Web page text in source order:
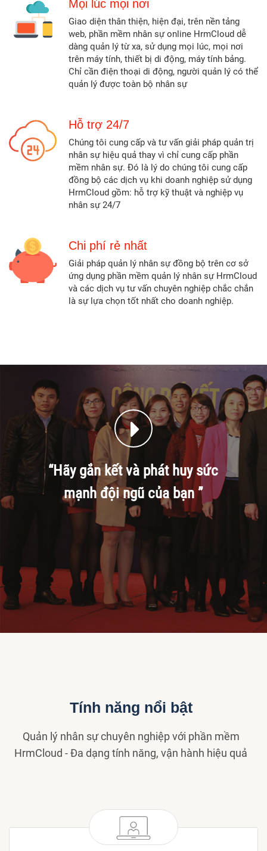
Mọi lúc mọi nơi
Giao diện thân thiện, hiện đại, trên nền tảng
web, phần mềm nhân sự online HrmCloud dễ
dàng quản lý từ xa, sử dụng mọi lúc, mọi nơi
trên máy tính, thiết bị di động, máy tính bảng.
Chỉ cần điện thoại di động, người quản lý có thể
quản lý được toàn bộ nhân sự
Hỗ trợ 24/7
Chúng tôi cung cấp và tư vấn giải pháp quản trị
nhân sự hiệu quả thay vì chỉ cung cấp phần
mềm nhân sự. Đó là lý do chúng tôi cung cấp
đồng bộ các dịch vụ khi doanh nghiệp sử dụng
HrmCloud gồm: hỗ trợ kỹ thuật và nghiệp vụ
nhân sự 24/7
Chi phí rẻ nhất
Giải pháp quản lý nhân sự đồng bộ trên cơ sở
ứng dụng phần mềm quản lý nhân sự HrmCloud
và các dịch vụ tư vấn chuyên nghiệp chắc chắn
là sự lựa chọn tốt nhất cho doanh nghiệp.
“Hãy gắn kết và phát huy sức
mạnh đội ngũ của bạn ”
Tính năng nổi bật
Quản lý nhân sự chuyên nghiệp với phần mềm
HrmCloud - Đa dạng tính năng, vận hành hiệu quả